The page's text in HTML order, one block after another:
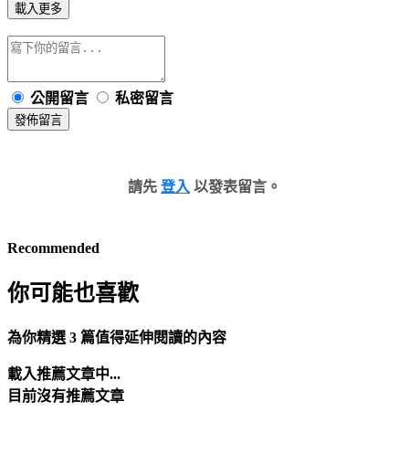
載入更多
公開留言 私密留言
發佈留言
請先 登入 以發表留言。
Recommended
你可能也喜歡
為你精選 3 篇值得延伸閱讀的內容
載入推薦文章中...
目前沒有推薦文章